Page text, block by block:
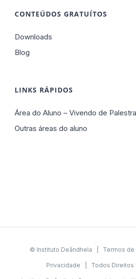
CONTEÚDOS GRATUÍTOS
Downloads
Blog
LINKS RÁPIDOS
Área do Aluno – Vivendo de
Outras áreas do aluno
© Instituto Deândhela | Termos de
Privacidade | Todos Direitos